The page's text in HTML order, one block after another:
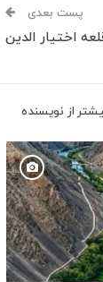
پست بعدی
اختیار الدین
از نویسنده